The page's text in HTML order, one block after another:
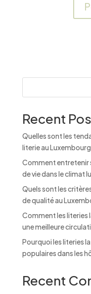
i
e
:
Recent
Quelles sont les
literie au
Comment entretenir
de vie dans le climat
Quels sont les
de qualité au
Comment les literies
une meilleure
Pourquoi les literies
populaires dans les
Recent